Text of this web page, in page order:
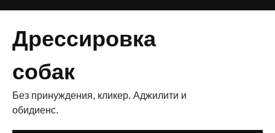
Дрессировка
собак
Без принуждения, кликер. Аджилити и
обидиенс.